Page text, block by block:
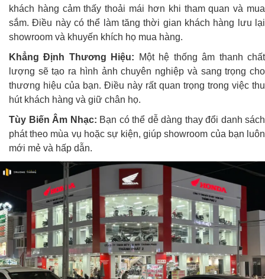
khách hàng cảm thấy thoải mái hơn khi tham quan và mua
sắm. Điều này có thể làm tăng thời gian khách hàng lưu lại
showroom và khuyến khích họ mua hàng.
Khẳng Định Thương Hiệu: Một hệ thống âm thanh chất
lượng sẽ tạo ra hình ảnh chuyên nghiệp và sang trọng cho
thương hiệu của bạn. Điều này rất quan trọng trong việc thu
hút khách hàng và giữ chân họ.
Tùy Biến Âm Nhạc: Bạn có thể dễ dàng thay đổi danh sách
phát theo mùa vụ hoặc sự kiện, giúp showroom của bạn luôn
mới mẻ và hấp dẫn.